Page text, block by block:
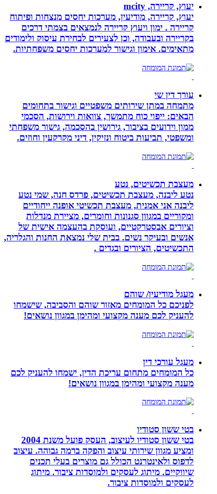
יעוץ, קריירה, mcity
יעוץ, קריירה, מודיעין, מערכות יחסים מנצחות ופיתוח
קריירה . ימון ויעוץ קריירה לנמצאים בצמתי דרכים
בקריירה ובעבודה, וכן לצעירים לבחירת עיסוק ולימודים
מתאימים. אימון וגישור למערכות יחסים משפחתיות.
עורך דין שי
מתמחה במתן שירותים משפטיים וגישור בתחומים
הבאים: ייפוי כוח מתמשך, צוואות וירושות, הסכמי
ממון וידועים בציבור, גירושין בהסכמה, גישור משפחתי
ומשפטי, תביעות ביטוח ונזיקין, דיני מקרקעין וחוזים.
מעצבת תכשיטים, נטע
נטע ליבנה, מעצבת תכשיטים, פרדס חנה, שמי נטע
ליבנה אני אמנית, מעצבת תכשיטי אופנה ייחודיים
ומקוריים במגוון סגנונות וחומרים, מציירת מנדלות
וציורים אבסטרקטיים, ועוסקת בהעצמה אישית של
אנשים ובעיקר נשים. בבית שלי נמצאת החנות והגלריה,
התכשיטים, הציורים ובגדים .
מעגל מודיעין/ שוהם
לפניכם כל המומחים מאזור שוהם והסביבה, שישמחו
להעניק לכם מענה מקצועי ומהימן במגוון נושאים!
מעגל עורכי דין
כל המומחים מתחום עריכת הדין, ישמחו להעניק לכם
מענה מקצועי ומהימן במגוון נושאים!
בטי ששון סטודיו
בטי ששון סטודיו לעיצוב, העסק פועל משנת 2004
ומציע מגוון שירותי עיצוב והפקה ברמה גבוהה. עיצוב
לדפוס ולאינטרנט הכולל גם מוצרים בעלי תכנים
שיווקיים. מיתוג לעסקים ולמוסדות ציבור. מיתוג
לעסקים ולמוסדות ציבור.